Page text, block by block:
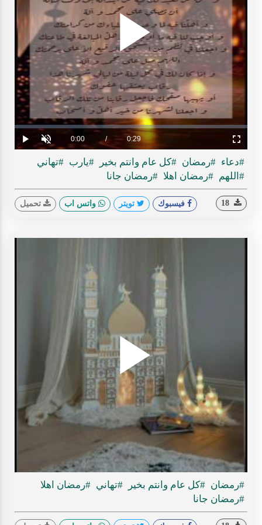
Play
Play Unmute Current
Time
0:00 / Duration
0:29
Loaded:
0%
Progress:
0%
Fullscreen
#دعاء #رمضان #كل عام وانتم بخير #يارب #تهاني
#اللهم #رمضان اهلا #رمضان جانا
فيسبوك تويتر واتس اب تحميل
Play
#رمضان #كل عام وانتم بخير #تهاني #رمضان اهلا
#رمضان جانا